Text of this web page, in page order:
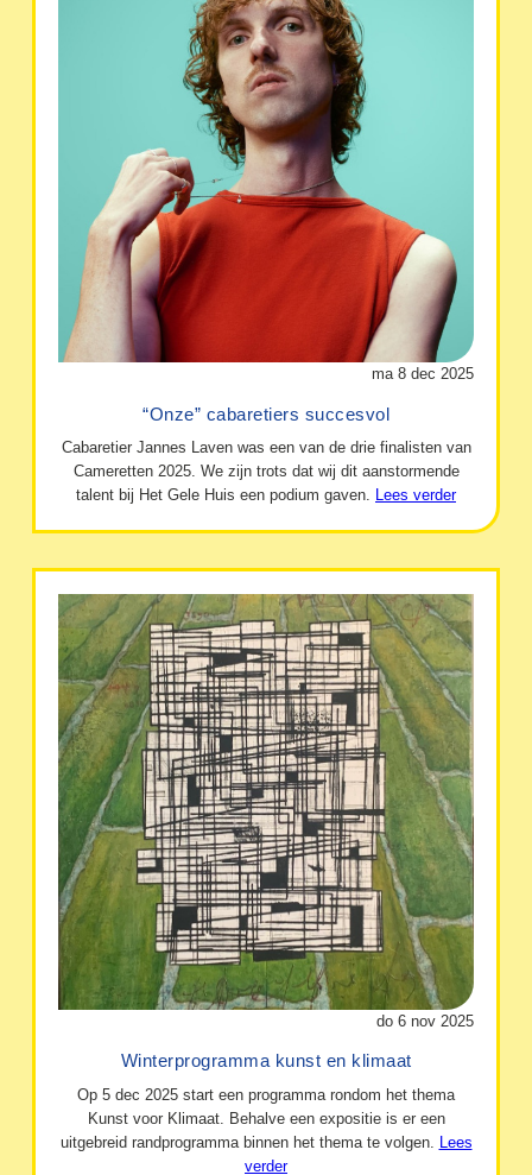
ma 8 dec 2025
“Onze” cabaretiers succesvol
Cabaretier Jannes Laven was een van de drie finalisten van
Cameretten 2025. We zijn trots dat wij dit aanstormende
talent bij Het Gele Huis een podium gaven. Lees verder
do 6 nov 2025
Winterprogramma kunst en klimaat
Op 5 dec 2025 start een programma rondom het thema
Kunst voor Klimaat. Behalve een expositie is er een
uitgebreid randprogramma binnen het thema te volgen.
Lees
verder